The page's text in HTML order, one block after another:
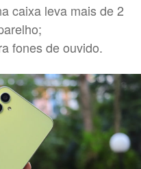
caixa leva mais de 2
fones de ouvido.